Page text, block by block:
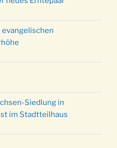
in der FeG um 16 Uhr
in der Kirche um
in der Kirche um
ev. Jugend in der Kirche
in der Kirche um
evangelischen
Siedlung in
im Stadtteilhaus